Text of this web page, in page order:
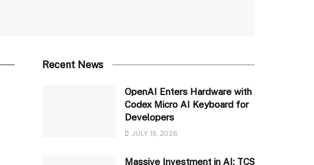
Recent News
OpenAI Enters Hardware with
Codex Micro AI Keyboard for
Developers
JULY 18, 2026
Massive Investment in AI: TCS